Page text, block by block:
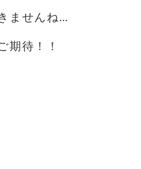
ませんね…
期待！！